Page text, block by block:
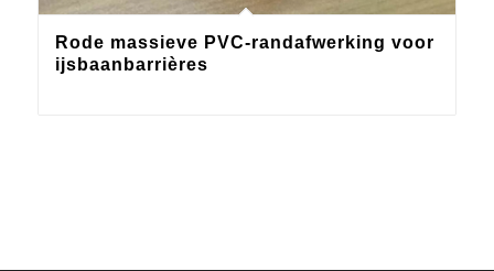
Rode massieve PVC-randafwerking voor
ijsbaanbarrières